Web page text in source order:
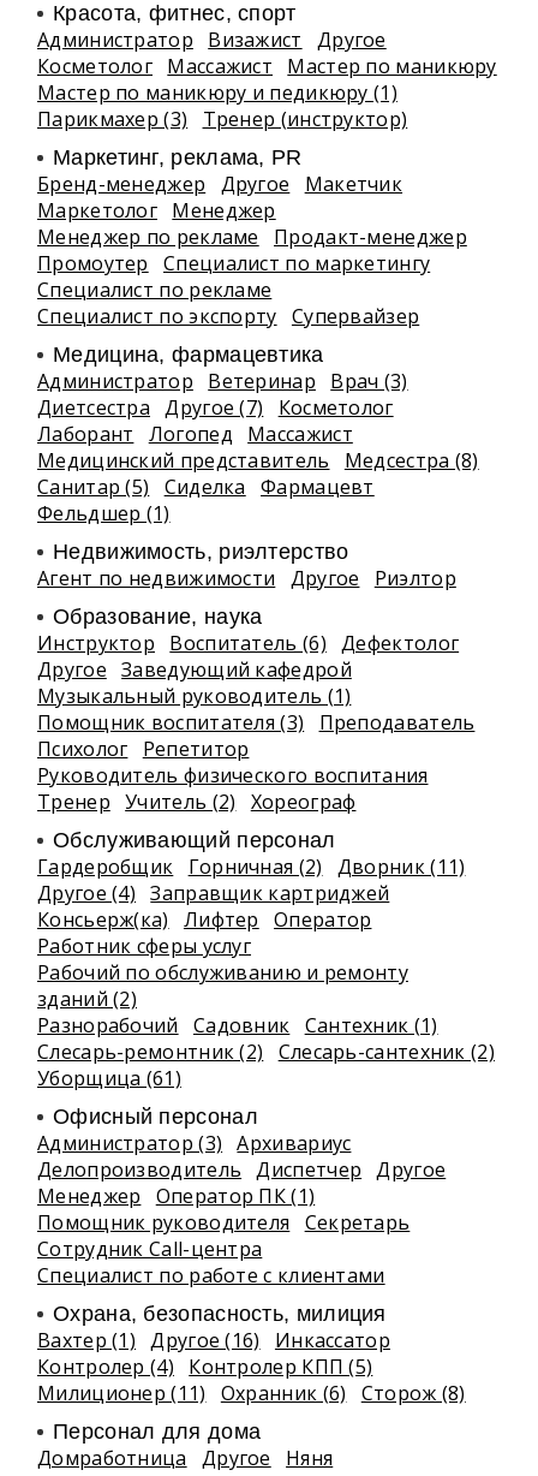
Красота, фитнес, спорт
Администратор Визажист
Другое
Косметолог Массажист
Мастер по маникюру
Мастер по маникюру и педикюру (1)
Парикмахер (3)
Тренер (инструктор)
Маркетинг, реклама, PR
Бренд-менеджер Другое
Макетчик
Маркетолог Менеджер
Менеджер по рекламе
Продакт-менеджер
Промоутер
Специалист по маркетингу
Специалист по рекламе
Специалист по экспорту Супервайзер
Медицина, фармацевтика
Администратор Ветеринар
Врач (3)
Диетсестра
Другое (7)
Косметолог
Лаборант
Логопед
Массажист
Медицинский представитель
Медсестра (8)
Санитар (5)
Сиделка
Фармацевт
Фельдшер (1)
Недвижимость, риэлтeрство
Агент по недвижимости Другое Риэлтор
Образование, наука
Инструктор Воспитатель (6) Дефектолог
Другое Заведующий кафедрой
Музыкальный руководитель (1)
Помощник воспитателя (3)
Преподаватель
Психолог
Репетитор
Руководитель физического воспитания
Тренер Учитель (2) Хореограф
Обслуживающий персонал
Гардеробщик Горничная (2)
Дворник (11)
Другое (4)
Заправщик картриджей
Консьерж(ка)
Лифтер
Оператор
Работник сферы услуг
Рабочий по обслуживанию и ремонту
зданий (2)
Разнорабочий
Садовник Сантехник (1)
Слесарь-ремонтник (2)
Слесарь-сантехник (2)
Уборщица (61)
Офисный персонал
Администратор (3)
Архивариус
Делопроизводитель
Диспетчер
Другое
Менеджер
Оператор ПК (1)
Помощник руководителя
Секретарь
Сотрудник Call-центра
Специалист по работе с клиентами
Охрана, безопасность, милиция
Вахтер (1) Другое (16)
Инкассатор
Контролер (4)
Контролер КПП (5)
Милиционер (11)
Охранник (6) Сторож (8)
Персонал для дома
Домработница Другое
Няня